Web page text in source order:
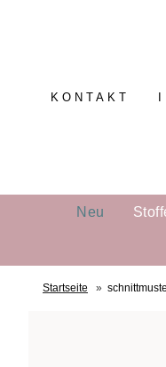
KONTAKT
Neu
Startseite »